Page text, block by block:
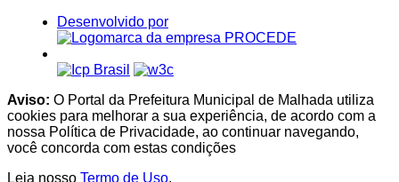
Desenvolvido por
Aviso: O Portal da Prefeitura Municipal de Malhada utiliza
cookies para melhorar a sua experiência, de acordo com a
nossa Política de Privacidade, ao continuar navegando,
você concorda com estas condições
Leia nosso Termo de Uso.